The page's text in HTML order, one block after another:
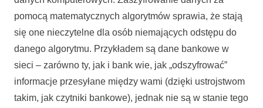
pomocą matematycznych algorytmów sprawia, że stają
się one nieczytelne dla osób niemających odstępu do
danego algorytmu. Przykładem są dane bankowe w
sieci – zarówno ty, jak i bank wie, jak „odszyfrować”
informacje przesyłane między wami (dzięki ustrojstwom
takim, jak czytniki bankowe), jednak nie są w stanie tego